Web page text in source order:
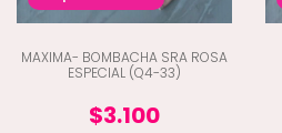
MAXIMA- BOMBACHA SRA ROSA
ESPECIAL (Q4-33)
$3.100